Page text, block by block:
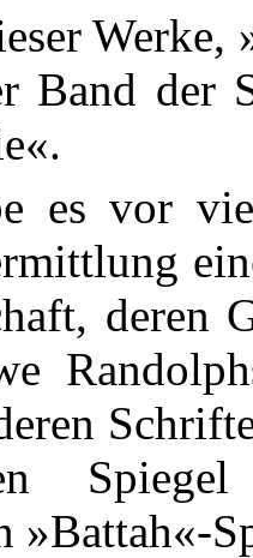
Band der
es vor
deren
»Battah«-